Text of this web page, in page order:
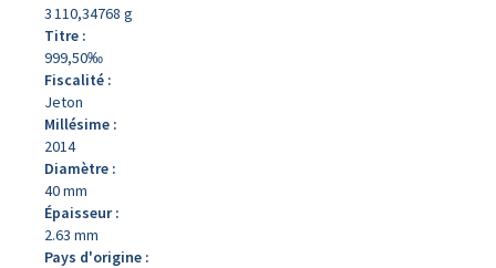
3 110,34768 g
Titre :
999,50‰
Fiscalité :
Jeton
Millésime :
2014
Diamètre :
40 mm
Épaisseur :
2.63 mm
Pays d'origine :